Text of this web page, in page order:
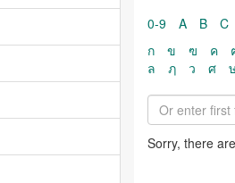
0-9 A B C
ก
ข ฃ ค
ล
ฦ ว ศ
Sorry, there